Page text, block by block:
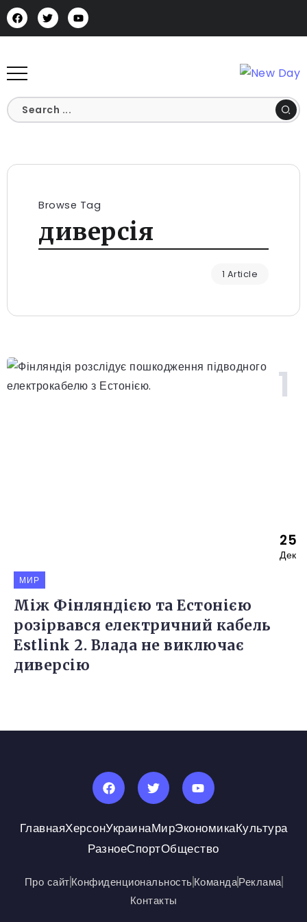
Browse Tag
диверсія
1 Article
25
Дек
МИР
Між Фінляндією та Естонією
розірвався електричний кабель
Estlink 2. Влада не виключає
диверсію
ГлавнаяХерсонУкраинаМирЭкономикаКультура
РазноеСпортОбщество
Про сайтКонфиденциональностьКомандаРеклама
Контакты